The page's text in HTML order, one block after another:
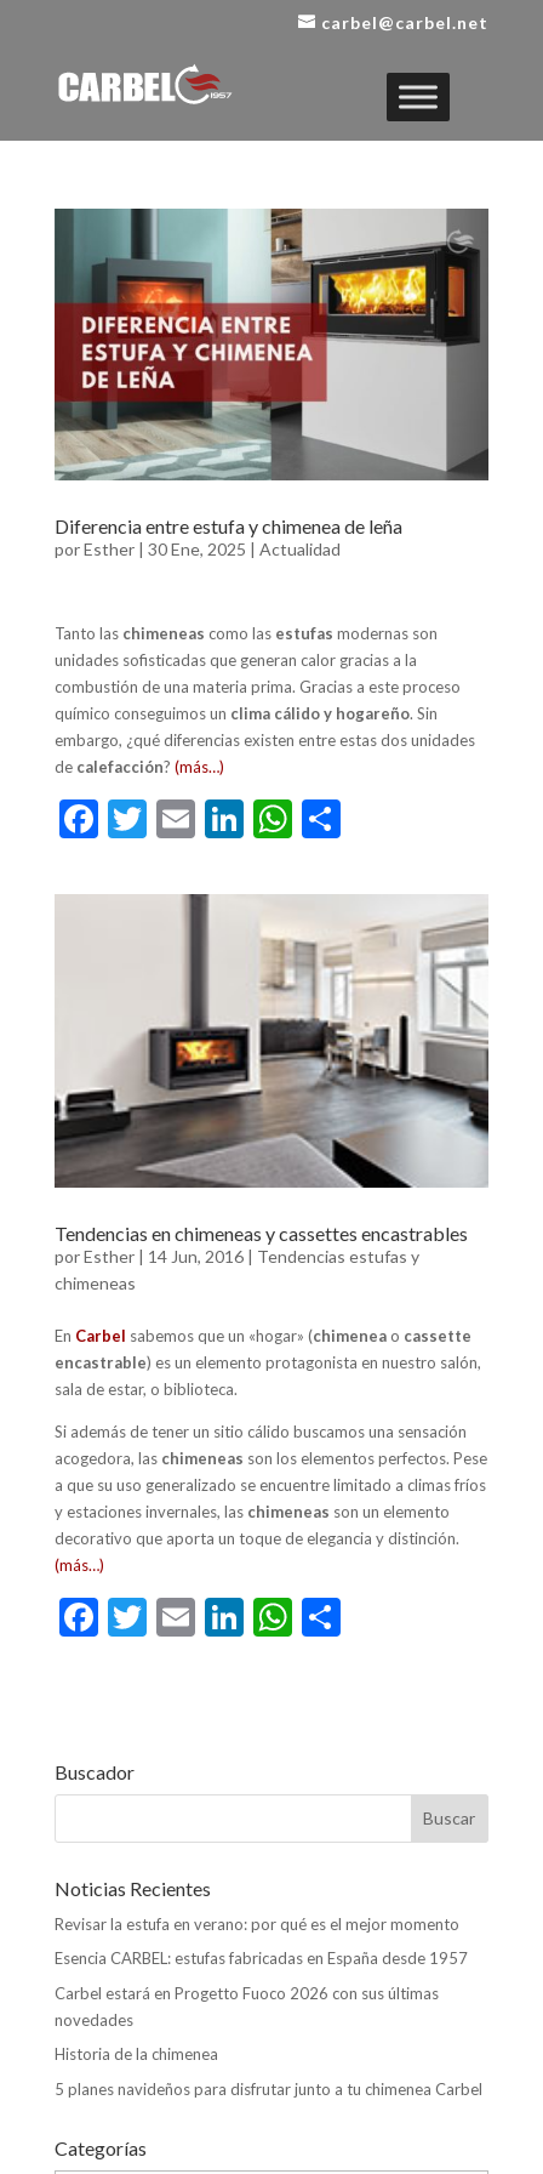
carbel@carbel.net
Diferencia entre estufa y chimenea de leña
porEsther| 30 Ene, 2025 | Actualidad
Tanto las chimeneas como las estufas modernas son
unidades sofisticadas que generan calor gracias a la
combustión de una materia prima. Gracias a este proceso
químico conseguimos un clima cálido y hogareño. Sin
embargo, ¿qué diferencias existen entre estas dos unidades
de calefacción? (más…)
F
e
k
T
itt
E
ai
Li
ke
dI
n
W
at
s
A
p
p
C
m
p
ar
ti
r
Tendencias en chimeneas y cassettes encastrables
porEsther| 14 Jun, 2016| Tendencias estufas y
chimeneas
En Carbel sabemos que un «hogar» (chimeneao cassette
encastrable) es un elemento protagonista en nuestro salón,
sala de estar, o biblioteca.
Si además de tener un sitio cálido buscamos una sensación
acogedora, las chimeneas son los elementos perfectos. Pese
a que su uso generalizado se encuentre limitado a climas fríos
y estaciones invernales, las chimeneas son un elemento
decorativo que aporta un toque de elegancia y distinción.
(más…)
F
o
o
k
T E Li W
p
p
C
ti
r
Buscador
Noticias Recientes
Revisar la estufa en verano: por qué es el mejor momento
Esencia CARBEL: estufas fabricadas en España desde 1957
Carbel estará en Progetto Fuoco 2026 con sus últimas
novedades
Historia de la chimenea
5 planes navideños para disfrutar junto a tu chimenea Carbel
Categorías